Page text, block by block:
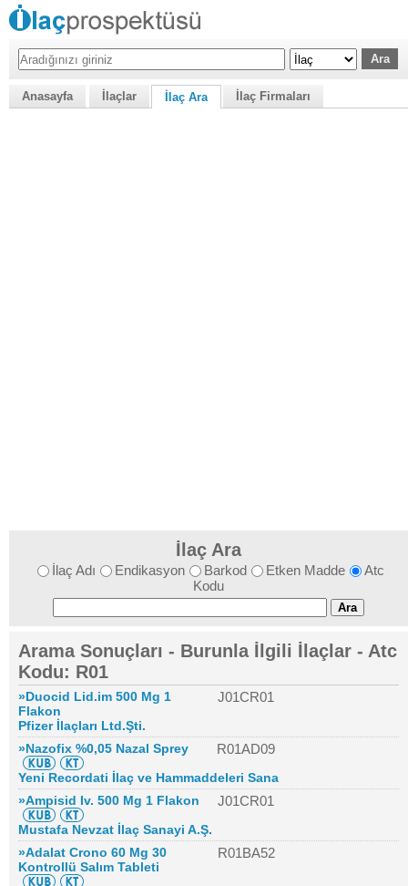
Anasayfa İlaçlar İlaç Ara İlaç Firmaları
İlaç Ara
İlaç Adı Endikasyon Barkod Etken Madde
Atc
Kodu
Arama Sonuçları - Burunla İlgili İlaçlar - Atc
Kodu: R01
»Duocid Lid.im 500 Mg 1
Flakon
J01CR01
Pfizer İlaçları Ltd.Şti.
»Nazofix %0,05 Nazal Sprey
R01AD09
Yeni Recordati İlaç ve Hammaddeleri Sana
»Ampisid Iv. 500 Mg 1 Flakon
J01CR01
Mustafa Nevzat İlaç Sanayi A.Ş.
»Adalat Crono 60 Mg 30
Kontrollü Salım Tableti
R01BA52